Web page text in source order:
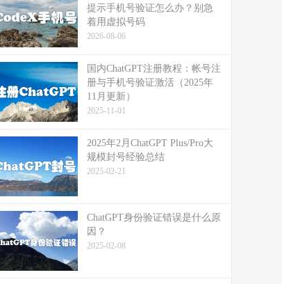
提示手机号验证怎么办？别急
着用虚拟号码
2026-08-06
国内ChatGPT注册教程：帐号注
册与手机号验证激活（2025年
11月更新）
2025-11-01
2025年2月ChatGPT Plus/Pro大
规模封号经验总结
2025-02-21
ChatGPT身份验证错误是什么原
因？
2025-02-08